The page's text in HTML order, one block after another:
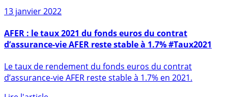
13 janvier 2022
d’assurance-vie AFER reste stable à 1.7% #Taux2021